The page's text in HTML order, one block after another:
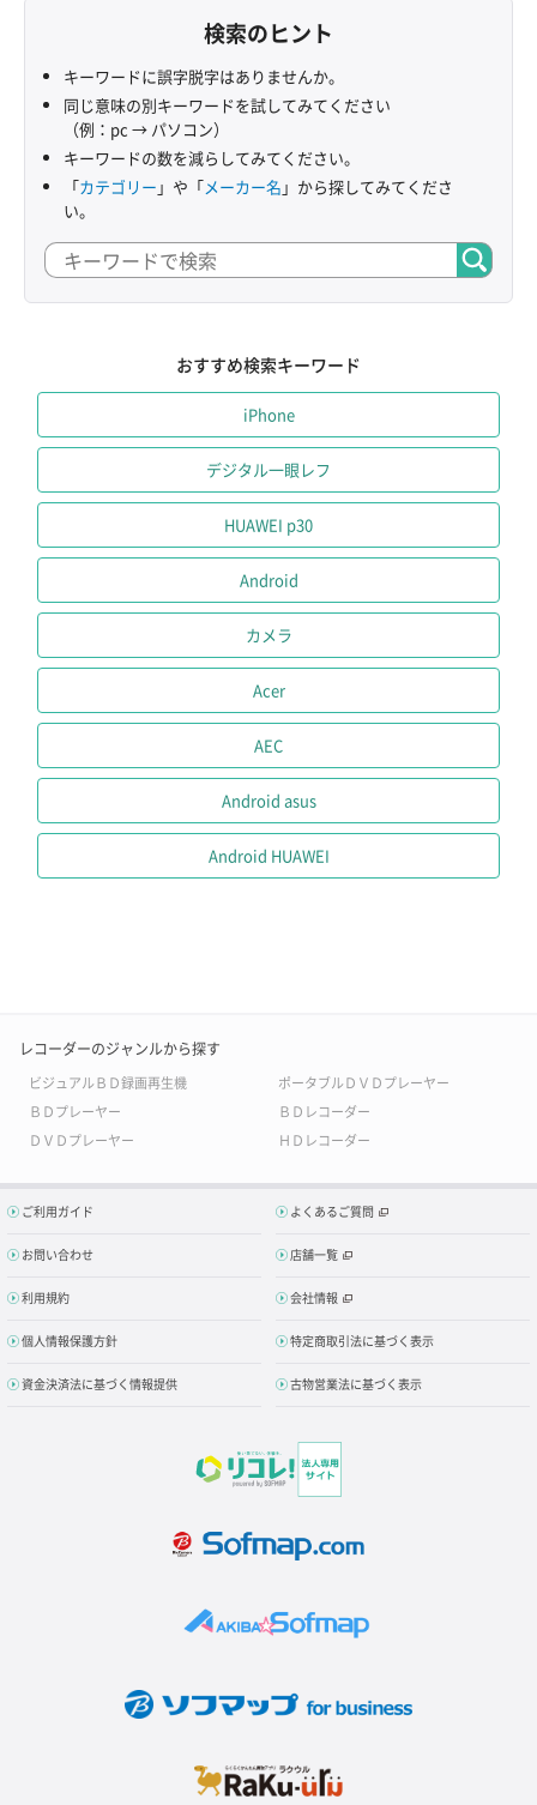
検索のヒント
キーワードに誤字脱字はありませんか。
同じ意味の別キーワードを試してみてください
（例：pc → パソコン）
キーワードの数を減らしてみてください。
「カテゴリー 」や「メーカー名 」から探してみてくださ
い。
おすすめ検索キーワード
iPhone
デジタル一眼レフ
HUAWEI p30
Android
カメラ
Acer
AEC
Android asus
Android HUAWEI
レコーダーのジャンルから探す
ビジュアルＢＤ録画再生機
ポータブルＤＶＤプレーヤー
ＢＤプレーヤー
ＢＤレコーダー
ＤＶＤプレーヤー
ＨＤレコーダー
ご利用ガイド よくあるご質問
お問い合わせ 店舗一覧
利用規約 会社情報
個人情報保護方針 特定商取引法に基づく表示
資金決済法に基づく情報提供 古物営業法に基づく表示